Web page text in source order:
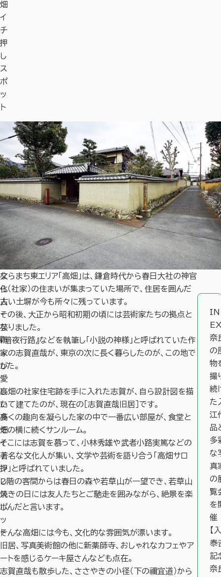
畑
イ
チ
押
し
ス
ポ
ッ
ト
文
化
人
・
芸
術
家
が
愛
し
た
高
畑
イ
チ
押
し
ス
ポ
ッ
ト
ならまち東エリア「高畑」は、鎌倉時代から春日大社の神官
ら（社家）の住まいが集まっていた場所で、住居を囲んだ
古い土塀が今も所々に残っています。
その後、大正から昭和初期の頃には芸術家たちの拠点と
なりました。
『暗夜行路』などを執筆し「小説の神様」と呼ばれていた作
家の志賀直哉が、東京の次に長く暮らしたのが、この地で
した。
高畑の社家住宅跡を手に入れた志賀が、自ら設計図を描
いて建てたのが、現在の［志賀直哉旧居］です。
多くの趣向を凝らした家の中で一番広い部屋が、食堂と
その横に続くサンルーム。
そこには志賀を慕って、小林秀雄や武者小路実篤などの
著名な文化人が集い、文学や芸術を語り合う「高畑サロ
ン」と呼ばれていました。
2階の客間からは春日の森や若草山が一望でき、若草山
焼きの日には友人たちとご馳走を囲みながら、絶景を楽
しんだと言います。
そんな高畑には今も、文化的な雰囲気が漂います。
旧居、写真美術館の他に新薬師寺、おしゃれなカフェやア
ートを感じるケーキ屋さんなども点在。
志賀直哉も散歩した、ささやきの小径（下の禰宜道）から
奈
の
物
撮
続
た
江
品
多
な
真
の
覧
を
催
【
泰
記
奈